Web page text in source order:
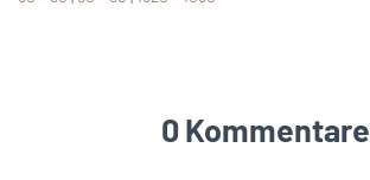
0 Kommentare